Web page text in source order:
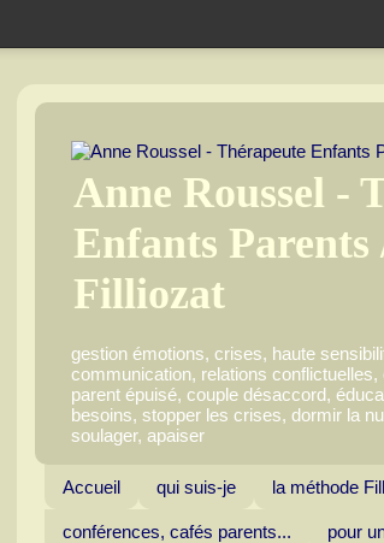
Anne Roussel -
Enfants
Filliozat
gestion émotions, crises, haute
communication, relations
parent épuisé, couple désaccord,
besoins, stopper les crises, dormir la
soulager, apaiser
Accueil qui suis-je la méthode
conférences, cafés parents... pour